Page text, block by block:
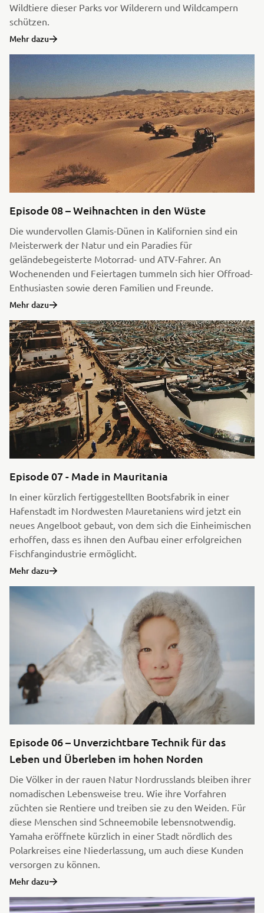
Wildtiere dieser Parks vor Wilderern und Wildcampern
schützen.
Mehr dazu
Episode 08 – Weihnachten in den Wüste
Die wundervollen Glamis-Dünen in Kalifornien sind ein
Meisterwerk der Natur und ein Paradies für
geländebegeisterte Motorrad- und ATV-Fahrer. An
Wochenenden und Feiertagen tummeln sich hier Offroad-
Enthusiasten sowie deren Familien und Freunde.
Mehr dazu
Episode 07 - Made in Mauritania
In einer kürzlich fertiggestellten Bootsfabrik in einer
Hafenstadt im Nordwesten Mauretaniens wird jetzt ein
neues Angelboot gebaut, von dem sich die Einheimischen
erhoffen, dass es ihnen den Aufbau einer erfolgreichen
Fischfangindustrie ermöglicht.
Mehr dazu
Episode 06 – Unverzichtbare Technik für das
Leben und Überleben im hohen Norden
Die Völker in der rauen Natur Nordrusslands bleiben ihrer
nomadischen Lebensweise treu. Wie ihre Vorfahren
züchten sie Rentiere und treiben sie zu den Weiden. Für
diese Menschen sind Schneemobile lebensnotwendig.
Yamaha eröffnete kürzlich in einer Stadt nördlich des
Polarkreises eine Niederlassung, um auch diese Kunden
versorgen zu können.
Mehr dazu